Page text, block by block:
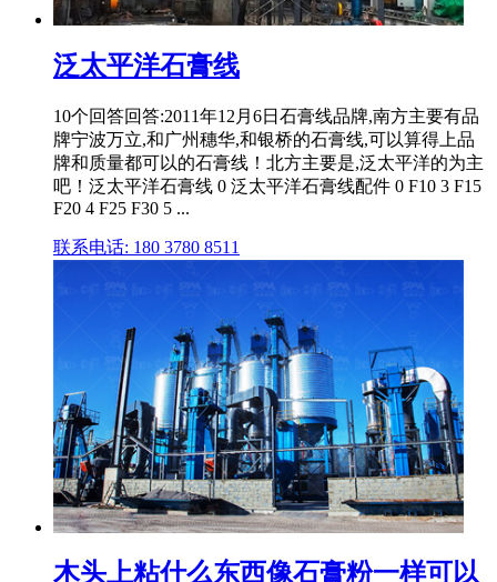
泛太平洋石膏线
10个回答回答:2011年12月6日石膏线品牌,南方主要有品
牌宁波万立,和广州穗华,和银桥的石膏线,可以算得上品
牌和质量都可以的石膏线！北方主要是,泛太平洋的为主
吧！泛太平洋石膏线 0 泛太平洋石膏线配件 0 F10 3 F15
F20 4 F25 F30 5 ...
联系电话: 180 3780 8511
木头上粘什么东西像石膏粉一样可以